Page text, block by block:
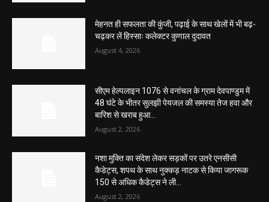
मेहनत ही सफलता की कुंजी, पढ़ाई के साथ खेलों में भी बढ़-
चढ़कर लें हिस्साः कलेक्टर कुणाल दुदावत
August 4, 2026
सीएम हेल्पलाइन 1076 से वनांचल के ग्राम देवपाण्डुम में
48 घंटे के भीतर सुलझी पेयजल की समस्या तेज हवा और
बारिश से खराब हुआ...
August 2, 2026
नशा मुक्ति का संदेश लेकर सड़कों पर उतरे एनसीसी
कैडेट्स, शपथ के साथ नुक्कड़ नाटक से किया जागरूक
150 से अधिक कैडेट्स ने ली...
August 2, 2026